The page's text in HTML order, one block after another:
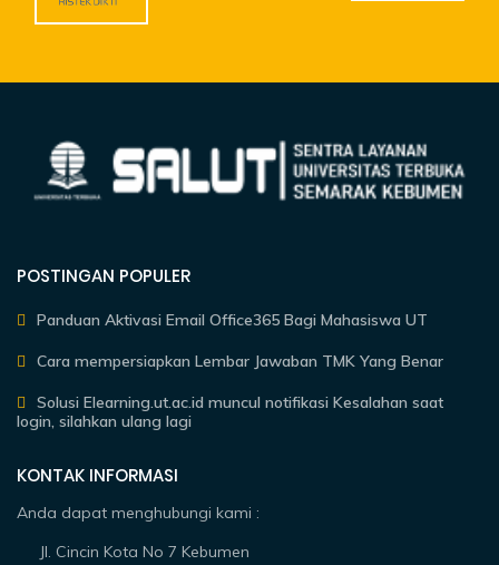
POSTINGAN POPULER
Panduan Aktivasi Email Office365 Bagi Mahasiswa UT
Cara mempersiapkan Lembar Jawaban TMK Yang Benar
Solusi Elearning.ut.ac.id muncul notifikasi Kesalahan saat
login, silahkan ulang lagi
KONTAK INFORMASI
Anda dapat menghubungi kami :
Jl. Cincin Kota No 7 Kebumen